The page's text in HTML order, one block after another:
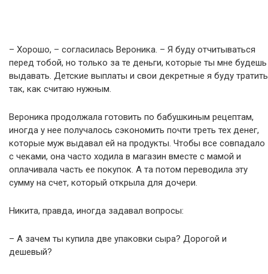
– Хорошо, – согласилась Вероника. – Я буду отчитываться
перед тобой, но только за те деньги, которые ты мне будешь
выдавать. Детские выплаты и свои декретные я буду тратить
так, как считаю нужным.
Вероника продолжала готовить по бабушкиным рецептам,
иногда у нее получалось сэкономить почти треть тех денег,
которые муж выдавал ей на продукты. Чтобы все совпадало
с чеками, она часто ходила в магазин вместе с мамой и
оплачивала часть ее покупок. А та потом переводила эту
сумму на счет, который открыла для дочери.
Никита, правда, иногда задавал вопросы:
– А зачем ты купила две упаковки сыра? Дорогой и
дешевый?